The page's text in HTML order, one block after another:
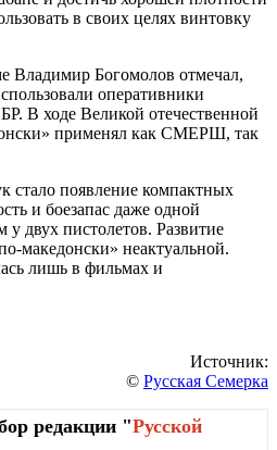
в своих целях винтовку
Владимир Богомолов отмечал,
оперативники
В ходе Великой отечественной
применял как СМЕРШ, так
стало появление компактных
и боезапас даже одной
двух пистолетов. Развитие
македонски» неактуальной.
лишь в фильмах и
Источник:
© Русская Семерка
редакции "Русской